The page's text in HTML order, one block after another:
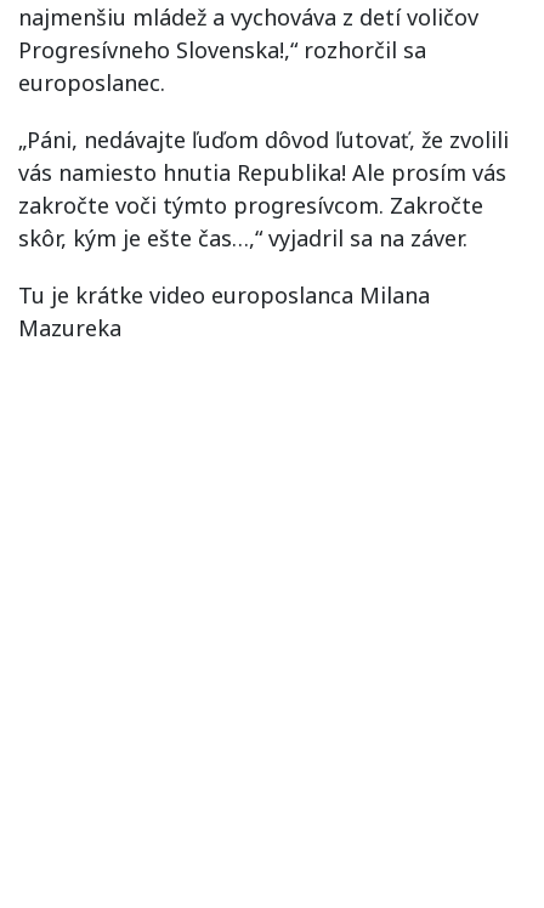
najmenšiu mládež a vychováva z detí voličov
Progresívneho Slovenska!,“ rozhorčil sa
europoslanec.
„Páni, nedávajte ľuďom dôvod ľutovať, že zvolili
vás namiesto hnutia Republika! Ale prosím vás
zakročte voči týmto progresívcom. Zakročte
skôr, kým je ešte čas…,“ vyjadril sa na záver.
Tu je krátke video europoslanca Milana
Mazureka